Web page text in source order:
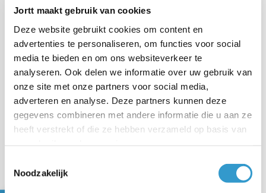
Jortt maakt gebruik van cookies
Deze website gebruikt cookies om content en
advertenties te personaliseren, om functies voor social
media te bieden en om ons websiteverkeer te
analyseren. Ook delen we informatie over uw gebruik van
onze site met onze partners voor social media,
adverteren en analyse. Deze partners kunnen deze
gegevens combineren met andere informatie die u aan ze
heeft verstrekt of die ze hebben verzameld op basis van
Noodzakelijk
E-factuur status in het Peppol
netwerk
Het Peppol-netwerk geeft inzicht in de status van je
factuur. Je ziet precies of je klant de factuur heeft
ontvangen en of de factuur al in behandeling is:
No action taken: Klant niet gevonden op Peppol-
netwerk
ons accesspoint voor Peppol